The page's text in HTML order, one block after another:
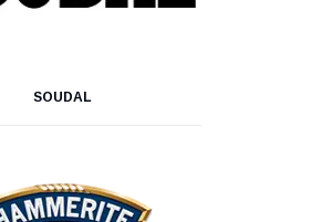
SOUDAL